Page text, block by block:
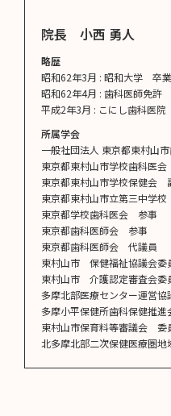
院長 小西 勇人
略歴
昭和62年3月 : 昭和大学 卒業
昭和62年4月 : 歯科医師免許
平成2年3月 : こにし歯科医
所属学会
一般社団法人 東京都東村山
東京都東村山市学校歯科医
東京都東村山市学校保健会
東京都東村山市立第三中学
東京都学校歯科医会 参事
東京都歯科医師会 参事
東京都歯科医師会 代議員
東村山市 保健福祉協議会委
東村山市 介護認定審査会委
多摩北部医療センター運営
多摩小平保健所歯科保健推
東村山市保育料等審議会 委
北多摩北部二次保健医療圏地